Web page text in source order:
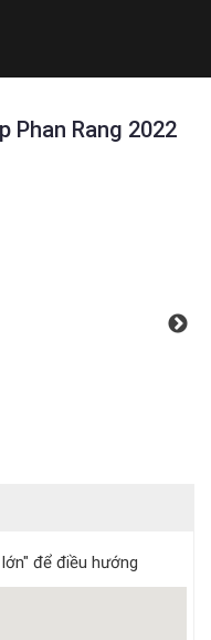
Phan Rang 2022
để điều hướng